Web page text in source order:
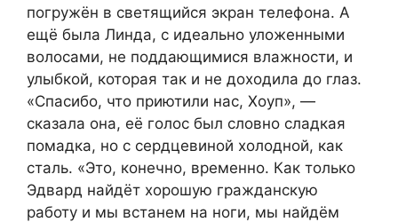
погружён в светящийся экран телефона. А
ещё была Линда, с идеально уложенными
волосами, не поддающимися влажности, и
улыбкой, которая так и не доходила до глаз.
«Спасибо, что приютили нас, Хоуп», —
сказала она, её голос был словно сладкая
помадка, но с сердцевиной холодной, как
сталь. «Это, конечно, временно. Как только
Эдвард найдёт хорошую гражданскую
работу и мы встанем на ноги, мы найдём